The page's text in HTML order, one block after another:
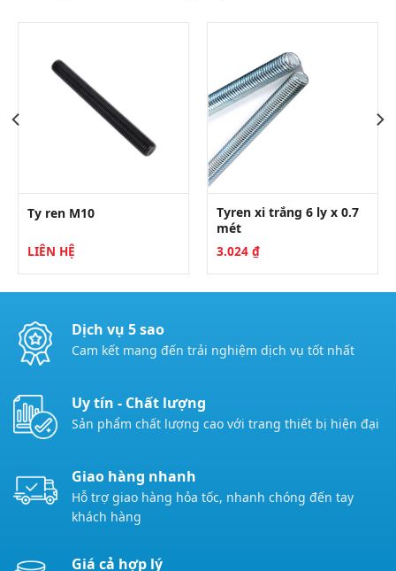
Ty ren M10
LIÊN HỆ
Tyren xi trắng 6 ly x 0.7
mét
3.024 ₫
Dịch vụ 5 sao
Cam kết mang đến trải nghiệm dịch vụ tốt nhất
Uy tín - Chất lượng
Sản phẩm chất lượng cao với trang thiết bị hiện đại
Giao hàng nhanh
Hỗ trợ giao hàng hỏa tốc, nhanh chóng đến tay
khách hàng
Giá cả hợp lý